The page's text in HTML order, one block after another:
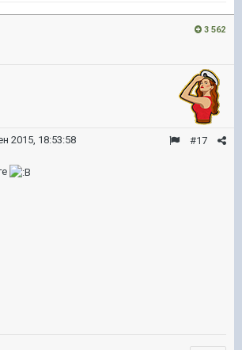
3 562
#17
2015, 18:53:58